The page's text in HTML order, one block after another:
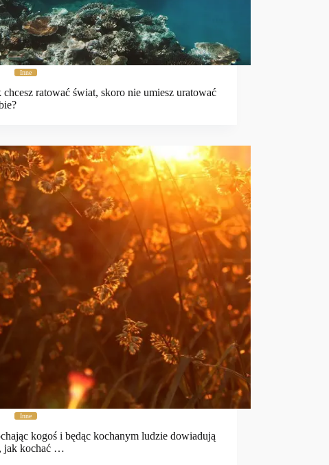
Inne
chcesz ratować świat, skoro nie umiesz uratować
Inne
kogoś i będąc kochanym ludzie dowiadują
jak kochać …